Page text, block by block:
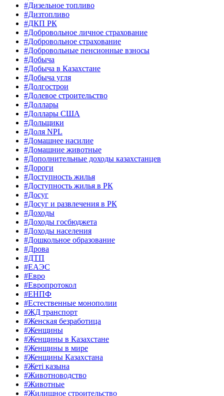
#Дизельное топливо
#Дизтопливо
#ДКП РК
#Добровольное личное страхование
#Добровольное страхование
#Добровольные пенсионные взносы
#Добыча
#Добыча в Казахстане
#Добыча угля
#Долгострои
#Долевое строительство
#Доллары
#Доллары США
#Дольщики
#Доля NPL
#Домашнее насилие
#Домашние животные
#Дополнительные доходы казахстанцев
#Дороги
#Доступность жилья
#Доступность жилья в РК
#Досуг
#Досуг и развлечения в РК
#Доходы
#Доходы госбюджета
#Доходы населения
#Дошкольное образование
#Дрова
#ДТП
#ЕАЭС
#Евро
#Европротокол
#ЕНПФ
#Естественные монополии
#ЖД транспорт
#Женская безработица
#Женщины
#Женщины в Казахстане
#Женщины в мире
#Женщины Казахстана
#Жеті қазына
#Животноводство
#Животные
#Жилищное строительство